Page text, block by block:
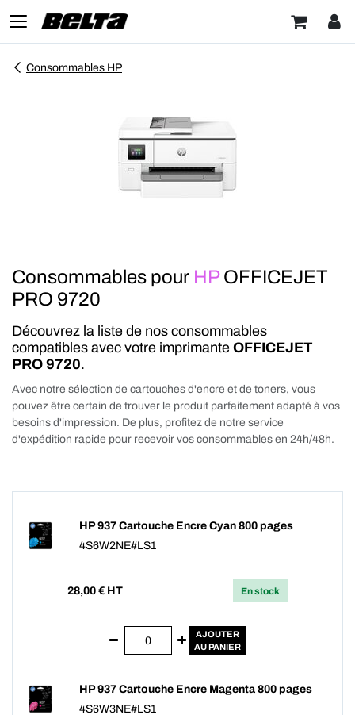
Consommables HP
Consommables pour HPOFFICEJET
PRO 9720
Découvrez la liste de nos consommables
compatibles avec votre imprimante OFFICEJET
PRO 9720.
Avec notre sélection de cartouches d'encre et de toners, vous
pouvez être certain de trouver le produit parfaitement adapté à vos
besoins d'impression. De plus, profitez de notre service
d'expédition rapide pour recevoir vos consommables en 24h/48h.
HP 937 Cartouche Encre Cyan 800 pages
4S6W2NE#LS1
28,00 € HT En stock
AJOUTER
AU PANIER
HP 937 Cartouche Encre Magenta 800 pages
4S6W3NE#LS1